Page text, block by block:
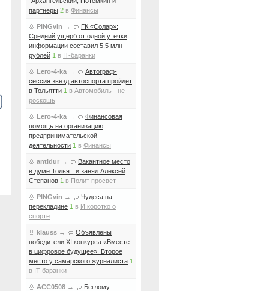
партнёры 2 в Финансы
PINGvin →
ГК «Солар»:
Средний ущерб от одной утечки
информации составил 5,5 млн
рублей 1 в IT-баранки
Lero-4-ka →
Автограф-
сессия звёзд автоспорта пройдёт
в Тольятти 1 в Автомобиль - не
роскошь
Lero-4-ka →
Финансовая
помощь на организацию
предпринимательской
деятельности 1 в Финансы
antidur →
Вакантное место
в думе Тольятти занял Алексей
Степанов 1 в Полит просвет
PINGvin →
Чудеса на
перекладине 1 в И коротко о
спорте
klauss →
Объявлены
победители XI конкурса «Вместе
в цифровое будущее». Второе
место у самарского журналиста 1
в IT-баранки
ACC0508 →
Беглому